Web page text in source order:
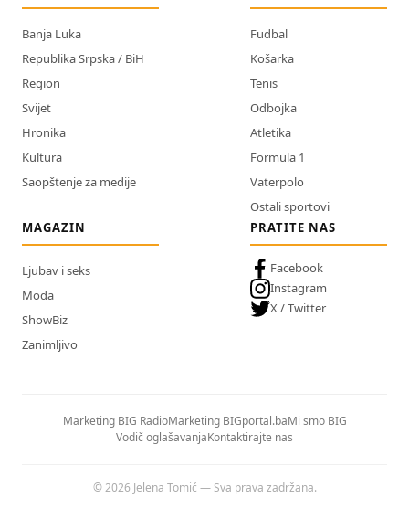
Banja Luka
Republika Srpska / BiH
Region
Svijet
Hronika
Kultura
Saopštenje za medije
Fudbal
Košarka
Tenis
Odbojka
Atletika
Formula 1
Vaterpolo
Ostali sportovi
MAGAZIN
Ljubav i seks
Moda
ShowBiz
Zanimljivo
PRATITE NAS
Facebook
Instagram
X / Twitter
Marketing BIG RadioMarketing BIGportal.baMi smo BIG
Vodič oglašavanjaKontaktirajte nas
© 2026 Jelena Tomić — Sva prava zadržana.